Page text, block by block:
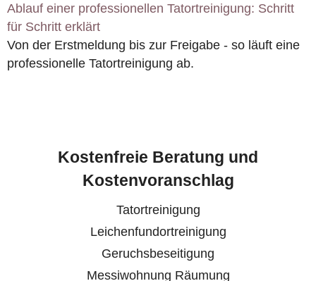
Ablauf einer professionellen Tatortreinigung: Schritt
für Schritt erklärt
Von der Erstmeldung bis zur Freigabe - so läuft eine
professionelle Tatortreinigung ab.
Kostenfreie Beratung und
Kostenvoranschlag
Tatortreinigung
Leichenfundortreinigung
Geruchsbeseitigung
Messiwohnung Räumung